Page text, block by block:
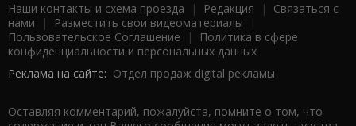
Наши контакты и схема проезда | Редакция | Связаться с
нами | Разместить свои видеоматериалы |
Пользовательское Соглашение |
Политика в сфере
конфиденциальности и персональных данных
Реклама на сайте: Отдел продаж digital рекламы
Оставляя комментарий, пожалуйста, помните о том, что